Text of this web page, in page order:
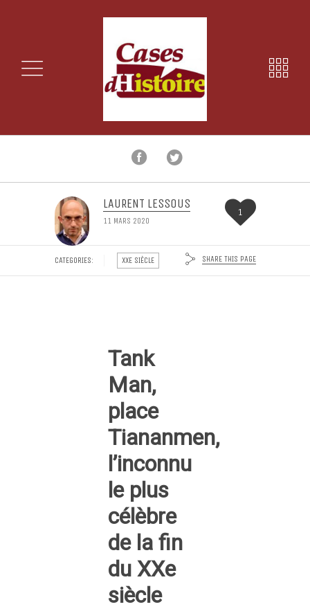
LAURENT LESSOUS
11 MARS 2020
1
CATEGORIES: XXE SIÈCLE SHARE THIS PAGE
Tank
Man,
place
Tiananmen,
l’inconnu
le plus
célèbre
de la fin
du XXe
siècle